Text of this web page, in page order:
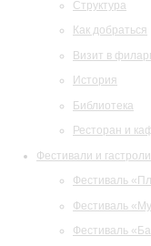
Структура
Как добраться
Визит в
История
Библиотека
Ресторан и
Фестивали и гастроли
Фестиваль
Фестиваль
Фестиваль